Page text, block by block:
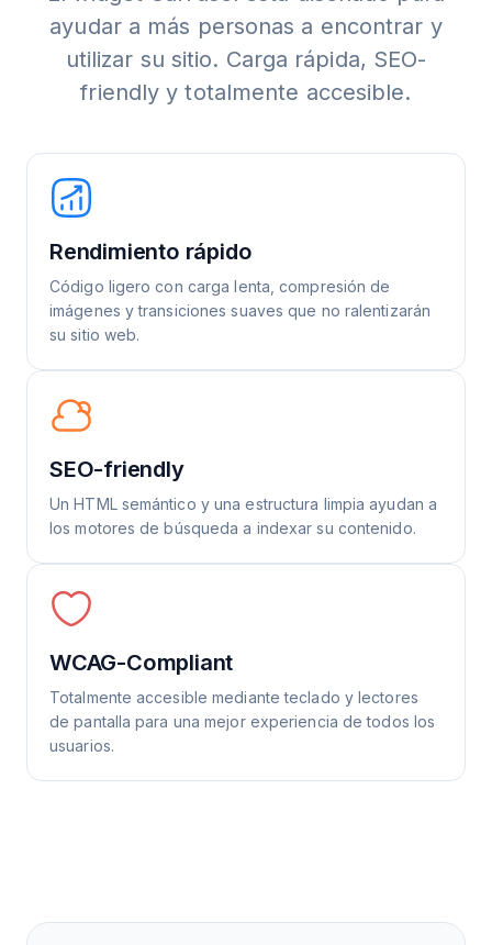
ayudar a más personas a encontrar y
utilizar su sitio. Carga rápida, SEO-
friendly y totalmente accesible.
Rendimiento rápido
Código ligero con carga lenta, compresión de
imágenes y transiciones suaves que no ralentizarán
su sitio web.
SEO-friendly
Un HTML semántico y una estructura limpia ayudan a
los motores de búsqueda a indexar su contenido.
WCAG-Compliant
Totalmente accesible mediante teclado y lectores
de pantalla para una mejor experiencia de todos los
usuarios.